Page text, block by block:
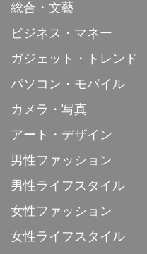
総合・文藝
ビジネス・マネー
ガジェット・トレンド
パソコン・モバイル
カメラ・写真
アート・デザイン
男性ファッション
男性ライフスタイル
女性ファッション
女性ライフスタイル